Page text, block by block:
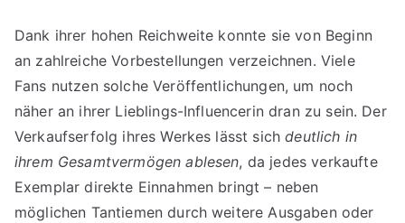
Dank ihrer hohen Reichweite konnte sie von Beginn
an zahlreiche Vorbestellungen verzeichnen. Viele
Fans nutzen solche Veröffentlichungen, um noch
näher an ihrer Lieblings-Influencerin dran zu sein. Der
Verkaufserfolg ihres Werkes lässt sichdeutlich in
ihrem Gesamtvermögen ablesen, da jedes verkaufte
Exemplar direkte Einnahmen bringt – neben
möglichen Tantiemen durch weitere Ausgaben oder